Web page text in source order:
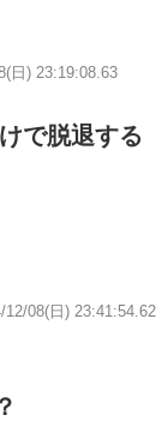
日) 23:19:08.63
で脱退する
12/08(日) 23:41:54.62